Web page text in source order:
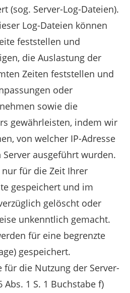
(sog. Server-Log-Dateien).
Log-Dateien können
feststellen und
die Auslastung der
Zeiten feststellen und
oder
sowie die
gewährleisten, indem wir
von welcher IP-Adresse
ausgeführt wurden.
für die Zeit Ihrer
gespeichert und im
gelöscht oder
unkenntlich gemacht.
für eine begrenzte
gespeichert.
für die Nutzung der Server-
Abs. 1 S. 1 Buchstabe f)